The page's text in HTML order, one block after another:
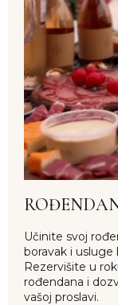
Učinite svoj
boravak i
Rezervišite u
rođendana i
vašoj proslavi.